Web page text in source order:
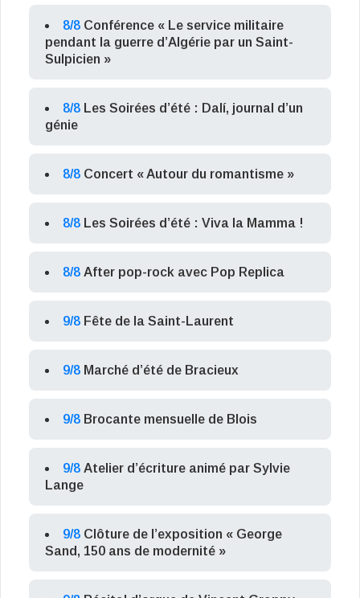
8/8 Conférence « Le service militaire
pendant la guerre d’Algérie par un Saint-
Sulpicien »
8/8 Les Soirées d’été : Dalí, journal d’un
génie
8/8 Concert « Autour du romantisme »
8/8 Les Soirées d’été : Viva la Mamma !
8/8 After pop-rock avec Pop Replica
9/8 Fête de la Saint-Laurent
9/8 Marché d’été de Bracieux
9/8 Brocante mensuelle de Blois
9/8 Atelier d’écriture animé par Sylvie
Lange
9/8 Clôture de l’exposition « George
Sand, 150 ans de modernité »